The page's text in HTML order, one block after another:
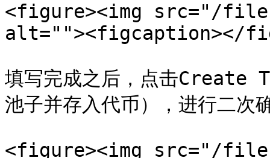
<figure><img src="/files/
alt=""><figcaption></
填写完成之后，点击
池子并存入代币），进行二次
<figure><img src="/files/